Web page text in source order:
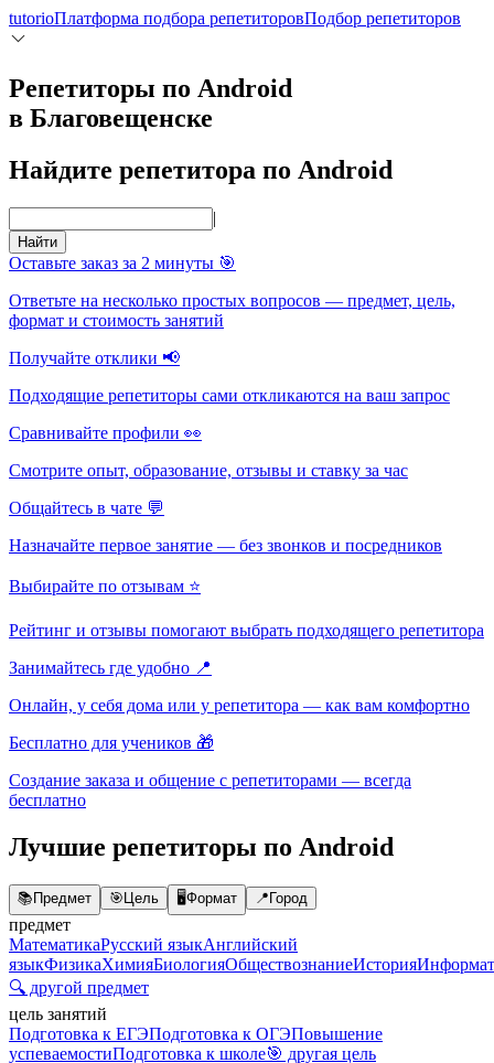
tutorioПлатформа подбора репетиторовПодбор репетиторов
Репетиторы по Android
в Благовещенске
Найдите репетитора по Android
|
Найти
Оставьте заказ за 2 минуты 🎯
Ответьте на несколько простых вопросов — предмет, цель,
формат и стоимость занятий
Получайте отклики 📢
Подходящие репетиторы сами откликаются на ваш запрос
Сравнивайте профили 👀
Смотрите опыт, образование, отзывы и ставку за час
Общайтесь в чате 💬
Назначайте первое занятие — без звонков и посредников
Выбирайте по отзывам ⭐
Рейтинг и отзывы помогают выбрать подходящего репетитора
Занимайтесь где удобно 📍
Онлайн, у себя дома или у репетитора — как вам комфортно
Бесплатно для учеников 🎁
Создание заказа и общение с репетиторами — всегда
бесплатно
Лучшие репетиторы по Android
📚Предмет 🎯Цель 🖥️Формат 📍Город
предмет
МатематикаРусский языкАнглийский
языкФизикаХимияБиологияОбществознаниеИстория
🔍 другой предмет
цель занятий
Подготовка к ЕГЭПодготовка к ОГЭПовышение
успеваемостиПодготовка к школе🎯 другая цель